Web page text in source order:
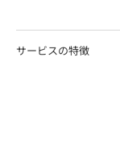
サービスの特徴